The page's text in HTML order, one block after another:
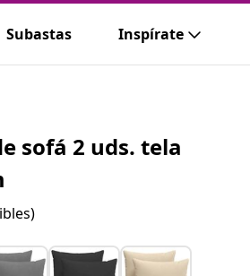
Subastas Inspírate
sofá 2 uds. tela